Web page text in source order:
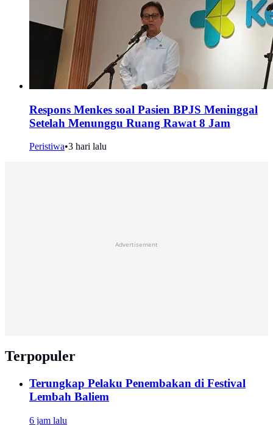
Respons Menkes soal Pasien BPJS Meninggal
Setelah Menunggu Ruang Rawat 8 Jam
Peristiwa•3 hari lalu
Advertisement
Terpopuler
Terungkap Pelaku Penembakan di Festival
Lembah Baliem
6 jam lalu